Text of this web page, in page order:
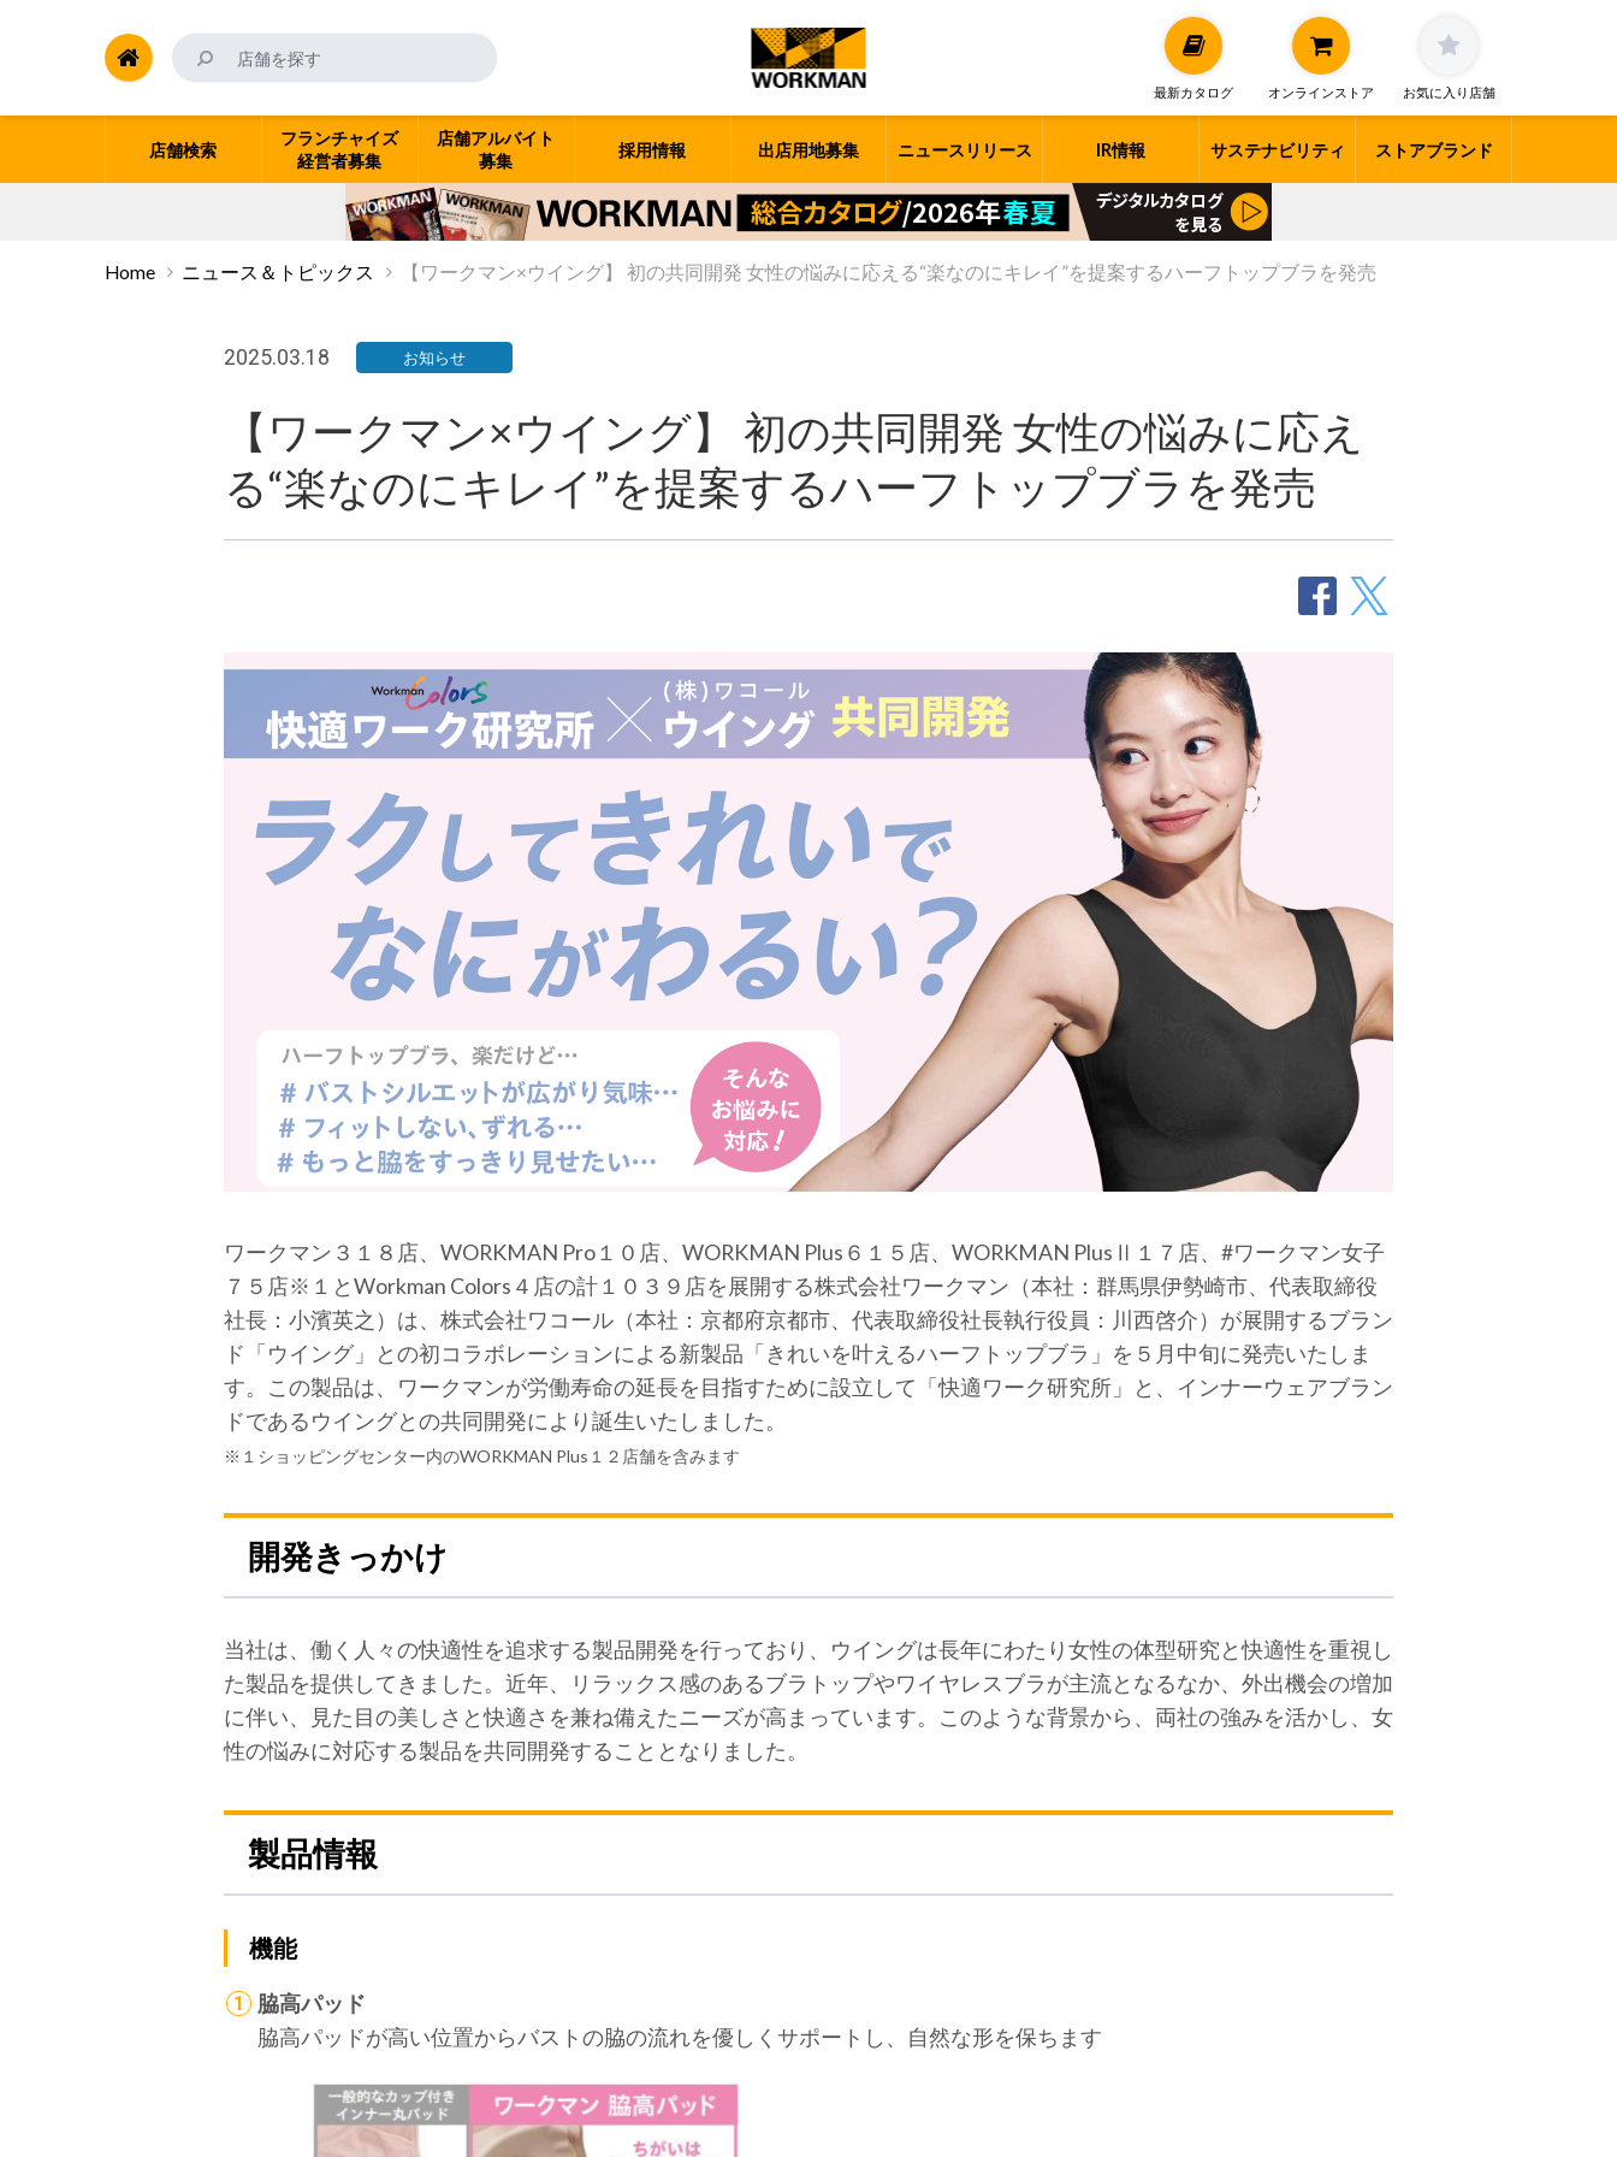
最新カタログ オンラインストア お気に入り店舗
フランチャイズ
経営者募集
店舗検索
店舗アルバイト
募集
採用情報 出店用地募集 ニュースリリース IR情報 サステナビリティ ストアブランド
Home ニュース＆トピックス 【ワークマン×ウイング】 初の共同開発 女性の悩みに応える“楽なのにキレイ”を提案するハーフトップブラを発売
2025.03.18 お知らせ
【ワークマン×ウイング】 初の共同開発 女性の悩みに応え
る“楽なのにキレイ”を提案するハーフトップブラを発売
ワークマン３１８店、WORKMAN Pro１０店、WORKMAN Plus６１５店、WORKMAN PlusⅡ１７店、#ワークマン女子
７５店※１とWorkman Colors４店の計１０３９店を展開する株式会社ワークマン（本社：群馬県伊勢崎市、代表取締役
社長：小濱英之）は、株式会社ワコール（本社：京都府京都市、代表取締役社長執行役員：川西啓介）が展開するブラン
ド「ウイング」との初コラボレーションによる新製品「きれいを叶えるハーフトップブラ」を５月中旬に発売いたしま
す。この製品は、ワークマンが労働寿命の延長を目指すために設立して「快適ワーク研究所」と、インナーウェアブラン
ドであるウイングとの共同開発により誕生いたしました。
※１ショッピングセンター内のWORKMAN Plus１２店舗を含みます
開発きっかけ
当社は、働く人々の快適性を追求する製品開発を行っており、ウイングは長年にわたり女性の体型研究と快適性を重視し
た製品を提供してきました。近年、リラックス感のあるブラトップやワイヤレスブラが主流となるなか、外出機会の増加
に伴い、見た目の美しさと快適さを兼ね備えたニーズが高まっています。このような背景から、両社の強みを活かし、女
性の悩みに対応する製品を共同開発することとなりました。
製品情報
機能
脇高パッド
脇高パッドが高い位置からバストの脇の流れを優しくサポートし、自然な形を保ちます